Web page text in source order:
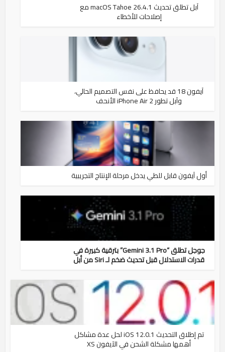
آبل تطلق تحديث macOS Tahoe 26.4.1 مع
إصلاحات للأخطاء
آيفون 18 قد يحافظ على نفس التصميم الحالي،
وآبل تطور iPhone Air 2 الأنحف
أول آيفون قابل للطي يدخل مرحلة الإنتاج التجريبية
جوجل تطلق “Gemini 3.1 Pro” بترقية كبيرة في
قدرات الاستدلال قبل تحديث ضخم لـ Siri من أبل
تم إطلاق التحديث iOS 12.0.1 لحل عدة مشاكل
أهمها مشكلة الشحن في الآيفون XS